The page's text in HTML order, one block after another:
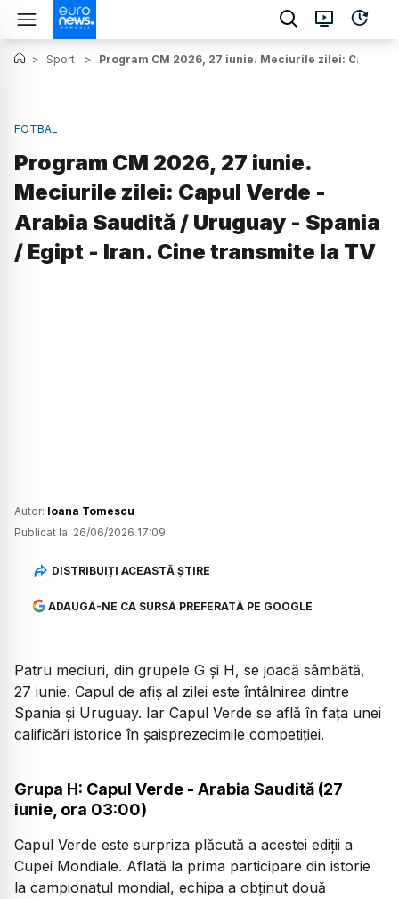
> Sport > Program CM 2026, 27 iunie. Meciurile zilei: Capul
FOTBAL
Program CM 2026, 27 iunie.
Meciurile zilei: Capul Verde -
Arabia Saudită / Uruguay - Spania
/ Egipt - Iran. Cine transmite la TV
Autor: Ioana Tomescu
Publicat la: 26/06/2026 17:09
DISTRIBUIȚI ACEASTĂ ȘTIRE
ADAUGĂ-NE CA SURSĂ PREFERATĂ PE GOOGLE
Patru meciuri, din grupele G și H, se joacă sâmbătă,
27 iunie. Capul de afiș al zilei este întâlnirea dintre
Spania și Uruguay. Iar Capul Verde se află în fața unei
calificări istorice în șaisprezecimile competiției.
Grupa H: Capul Verde - Arabia Saudită (27
iunie, ora 03:00)
Capul Verde este surpriza plăcută a acestei ediții a
Cupei Mondiale. Aflată la prima participare din istorie
la campionatul mondial, echipa a obținut două